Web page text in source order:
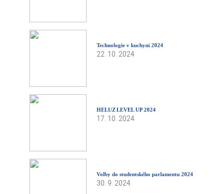
Technologie v kuchyni 2024
22. 10. 2024
HELUZ LEVEL UP 2024
17. 10. 2024
Volby do studentského parlamentu 2024
30. 9. 2024